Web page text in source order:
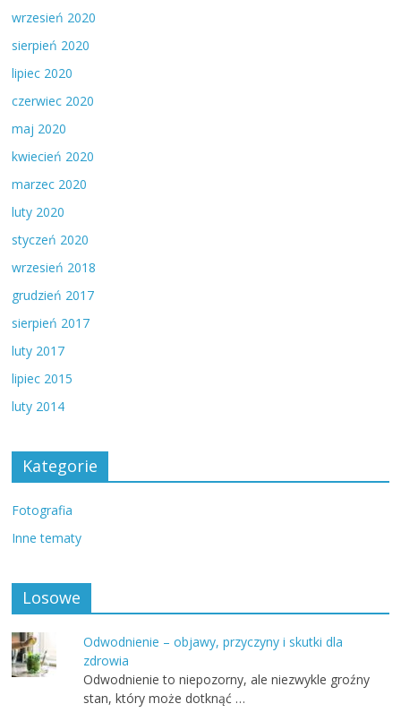
wrzesień 2020
sierpień 2020
lipiec 2020
czerwiec 2020
maj 2020
kwiecień 2020
marzec 2020
luty 2020
styczeń 2020
wrzesień 2018
grudzień 2017
sierpień 2017
luty 2017
lipiec 2015
luty 2014
Kategorie
Fotografia
Inne tematy
Losowe
Odwodnienie – objawy, przyczyny i skutki dla
zdrowia
Odwodnienie to niepozorny, ale niezwykle groźny
stan, który może dotknąć …